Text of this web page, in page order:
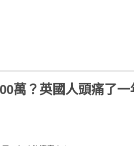
萬？英國人頭痛了